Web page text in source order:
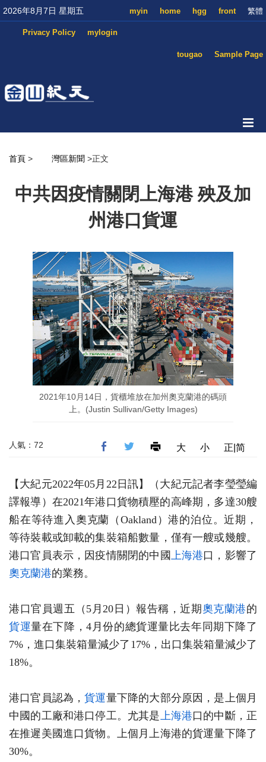
2026年8月7日 星期五 繁體
front
hgg
home
myin
mylogin
Privacy Policy
Sample Page
tougao
首頁 > 灣區新聞 >正文
中共因疫情關閉上海港 殃及加
州港口貨運
2021年10月14日，貨櫃堆放在加州奧克蘭港的碼頭
上。(Justin Sullivan/Getty Images)
人氣：72 大 小 正|简
【大紀元2022年05月22日訊】（大紀元記者李瑩瑩編
譯報導）在2021年港口貨物積壓的高峰期，多達30艘
船在等待進入奧克蘭（Oakland）港的泊位。近期，
等待裝載或卸載的集裝箱船數量，僅有一艘或幾艘。
港口官員表示，因疫情關閉的中國上海港口，影響了
奧克蘭港的業務。
港口官員週五（5月20日）報告稱，近期奧克蘭港的
貨運量在下降，4月份的總貨運量比去年同期下降了
7%，進口集裝箱量減少了17%，出口集裝箱量減少了
18%。
港口官員認為，貨運量下降的大部分原因，是上個月
中國的工廠和港口停工。尤其是上海港口的中斷，正
在推遲美國進口貨物。上個月上海港的貨運量下降了
30%。